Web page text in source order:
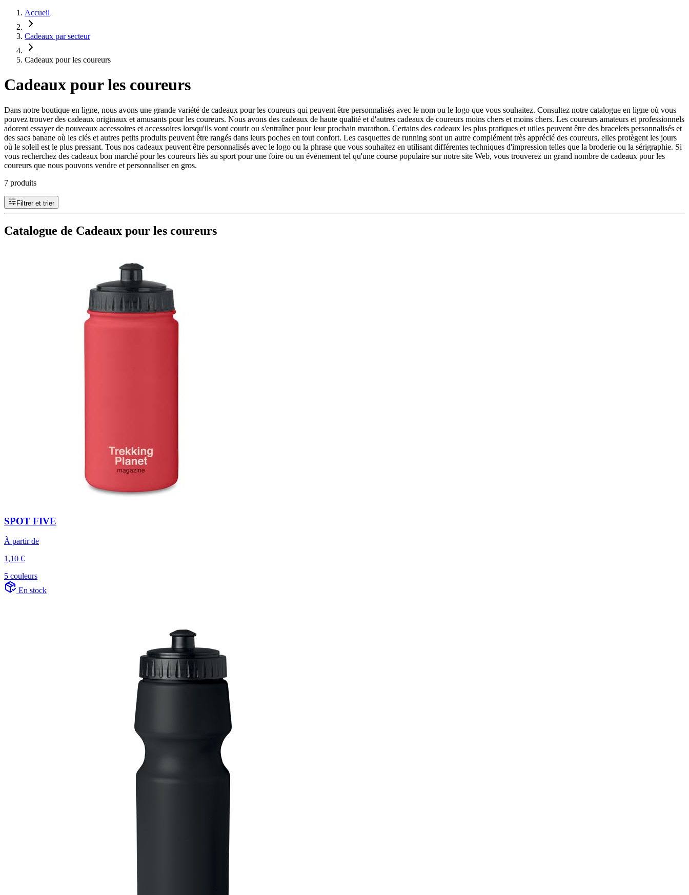
Accueil
Cadeaux par secteur
Cadeaux pour les coureurs
Cadeaux pour les coureurs
Dans notre boutique en ligne, nous avons une grande variété de cadeaux pour les coureurs qui peuvent être personnalisés avec le nom ou le logo que vous souhaitez. Consultez notre catalogue en ligne où vous
pouvez trouver des cadeaux originaux et amusants pour les coureurs. Nous avons des cadeaux de haute qualité et d'autres cadeaux de coureurs moins chers et moins chers. Les coureurs amateurs et professionnels
adorent essayer de nouveaux accessoires et accessoires lorsqu'ils vont courir ou s'entraîner pour leur prochain marathon. Certains des cadeaux les plus pratiques et utiles peuvent être des bracelets personnalisés et
des sacs banane où les clés et autres petits produits peuvent être rangés dans leurs poches en tout confort. Les casquettes de running sont un autre complément très apprécié des coureurs, elles protègent les jours
où le soleil est le plus pressant. Tous nos cadeaux peuvent être personnalisés avec le logo ou la phrase que vous souhaitez en utilisant différentes techniques d'impression telles que la broderie ou la sérigraphie. Si
vous recherchez des cadeaux bon marché pour les coureurs liés au sport pour une foire ou un événement tel qu'une course populaire sur notre site Web, vous trouverez un grand nombre de cadeaux pour les
coureurs que nous pouvons vendre et personnaliser en gros.
7 produits
Filtrer et trier
Catalogue de Cadeaux pour les coureurs
SPOT FIVE
À partir de
1,10 €
5 couleurs
En stock